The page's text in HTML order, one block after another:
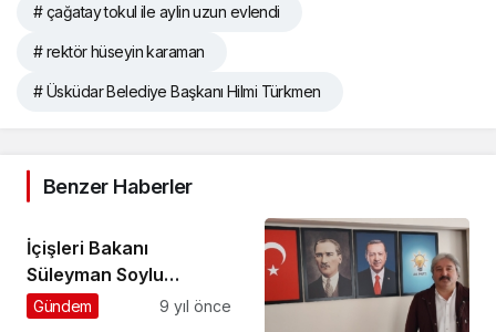
# çağatay tokul ile aylin uzun evlendi
# rektör hüseyin karaman
# Üsküdar Belediye Başkanı Hilmi Türkmen
Benzer Haberler
İçişleri Bakanı
Süleyman Soylu
Şalpazarı’nda
Gündem 9 yıl önce